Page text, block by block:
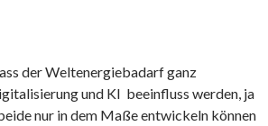
der Weltenergiebadarf ganz
und KI beeinfluss werden, ja
nur in dem Maße entwickeln können